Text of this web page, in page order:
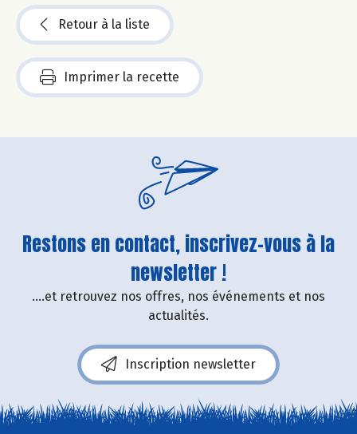
Retour à la liste
Imprimer la recette
Restons en contact, inscrivez-vous à la
newsletter !
....et retrouvez nos offres, nos événements et nos
actualités.
Inscription newsletter